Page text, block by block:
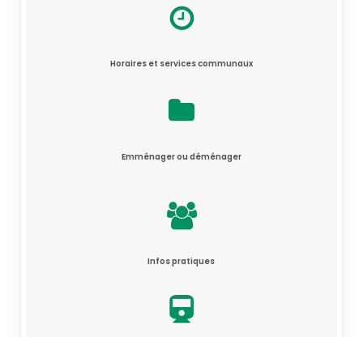
Horaires et services communaux
Emménager ou déménager
Infos pratiques